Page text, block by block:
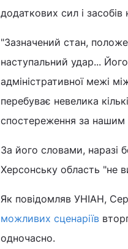
додаткових сил і засобів
"Зазначений стан,
наступальний удар...
адміністративної межі
перебуває невелика
спостереження за
За його словами, наразі
Херсонську область "не
Як повідомляв УНІАН,
можливих сценаріїв
одночасно.